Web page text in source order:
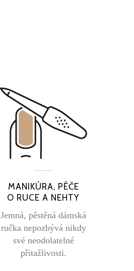
MANIKÚRA, PÉČE
O RUCE A NEHTY
Jemná, pěstěná dámská
ručka nepozbývá nikdy
své neodolatelné
přitažlivosti.